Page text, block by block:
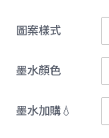
圖案樣式
墨水顏色
墨水加購💧